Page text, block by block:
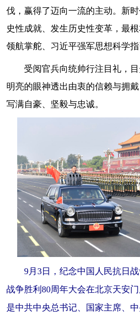
伐，赢得了迈向一流的主动。新
史性成就、发生历史性变革，最
领航掌舵、习近平强军思想科学指
受阅官兵向统帅行注目礼，目
明亮的眼神透出由衷的信赖与拥
写满自豪、坚毅与忠诚。
9月3日，纪念中国人民抗日战
战争胜利80周年大会在北京天安
是中共中央总书记、国家主席、